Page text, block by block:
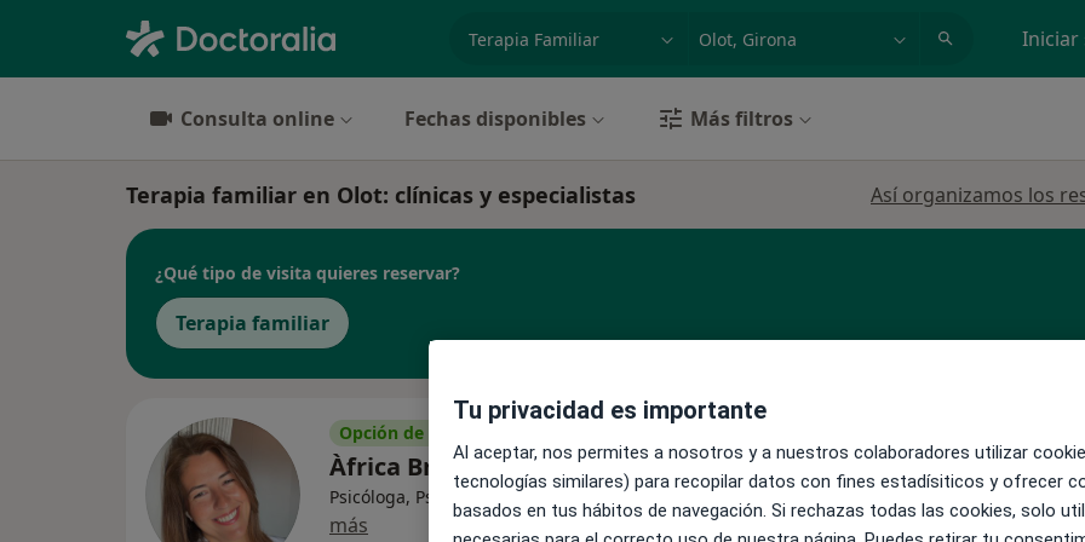
Iniciar
Consulta online Fechas disponibles Más filtros
Terapia familiar en Olot: clínicas y especialistas Así organizamos los
¿Qué tipo de visita quieres reservar?
Terapia familiar
Opción de pago online
Àfrica Brasó Soler
Psicóloga, Psicóloga infantil ·Ver
más
La reserva de cita online no está
Pedir una cita
Tu privacidad es importante
Al aceptar, nos permites a nosotros y a nuestros colaboradores utilizar
tecnologías similares) para recopilar datos con fines estadísiticos y ofrecer
basados en tus hábitos de navegación. Si rechazas todas las cookies, solo